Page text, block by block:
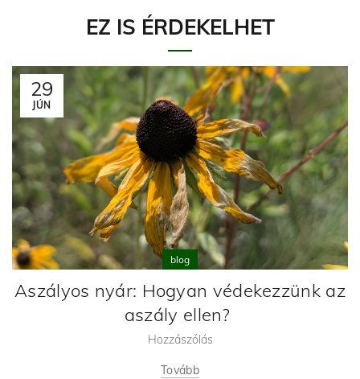
EZ IS ÉRDEKELHET
29
JÚN
blog
Aszályos nyár: Hogyan védekezzünk az
aszály ellen?
Hozzászólás
Tovább